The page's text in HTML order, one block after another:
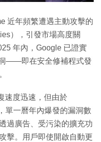
近年頻繁遭遇主動攻擊的
），引發市場高度關
年內，Google 已證實
——即在安全修補程式發
速度迅速，但由於
單一曆年內爆發的漏洞數
過廣告、受污染的擴充功
擊。用戶即使開啟自動更